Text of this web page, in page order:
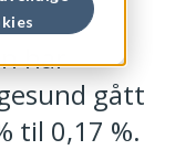
har
gått
til 0,17 %.